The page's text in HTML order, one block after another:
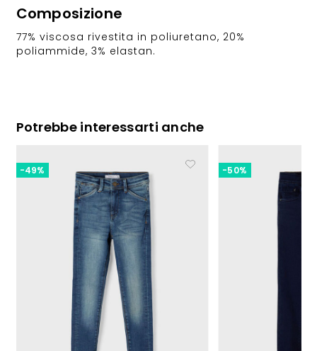
Composizione
77% viscosa rivestita in poliuretano, 20%
poliammide, 3% elastan.
Potrebbe interessarti anche
-49% -50%